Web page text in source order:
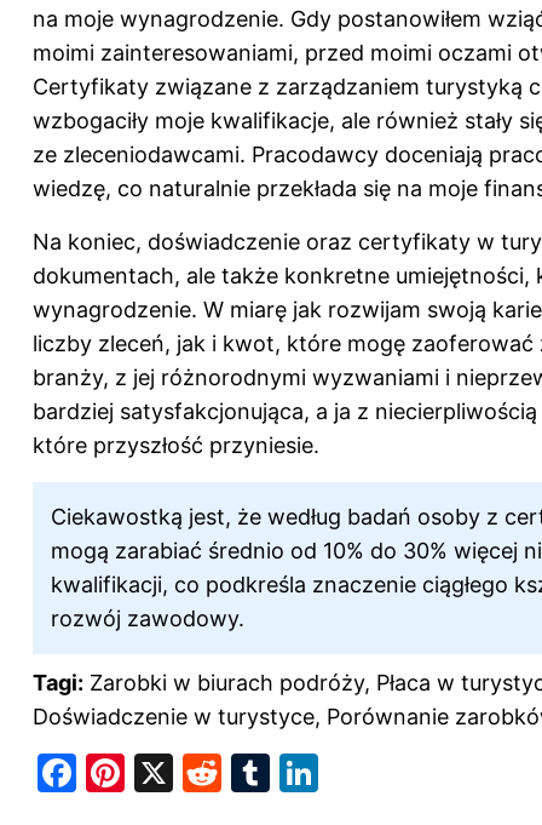
na moje wynagrodzenie. Gdy postanowiłem
moimi zainteresowaniami, przed moimi oczami
Certyfikaty związane z zarządzaniem turystyką
wzbogaciły moje kwalifikacje, ale również stały
ze zleceniodawcami. Pracodawcy doceniają
wiedzę, co naturalnie przekłada się na moje
Na koniec, doświadczenie oraz certyfikaty w
dokumentach, ale także konkretne
wynagrodzenie. W miarę jak rozwijam swoją
liczby zleceń, jak i kwot, które mogę zaoferować
branży, z jej różnorodnymi wyzwaniami i
bardziej satysfakcjonująca, a ja z
które przyszłość przyniesie.
Ciekawostką jest, że według badań osoby z
mogą zarabiać średnio od 10% do 30% więcej
kwalifikacji, co podkreśla znaczenie ciągłego
rozwój zawodowy.
Tagi: Zarobki w biurach podróży, Płaca w
Doświadczenie w turystyce, Porównanie
F
Pi X
R
T